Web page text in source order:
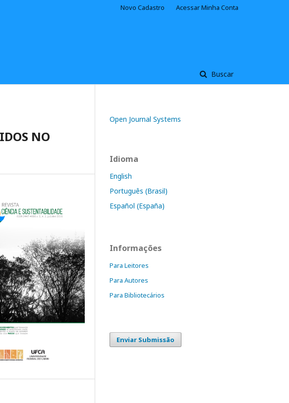
Buscar
Novo Cadastro Acessar Minha Conta
NO
Open Journal Systems
Idioma
English
Português (Brasil)
Español (España)
Informações
Para Leitores
Para Autores
Para Bibliotecários
Enviar Submissão